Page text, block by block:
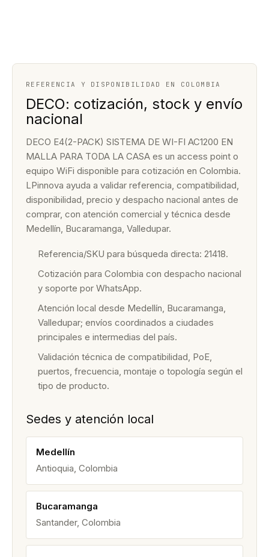
REFERENCIA Y DISPONIBILIDAD EN COLOMBIA
DECO: cotización, stock y envío
nacional
DECO E4(2-PACK) SISTEMA DE WI-FI AC1200 EN
MALLA PARA TODA LA CASA es un access point o
equipo WiFi disponible para cotización en Colombia.
LPinnova ayuda a validar referencia, compatibilidad,
disponibilidad, precio y despacho nacional antes de
comprar, con atención comercial y técnica desde
Medellín, Bucaramanga, Valledupar.
Referencia/SKU para búsqueda directa: 21418.
Cotización para Colombia con despacho nacional
y soporte por WhatsApp.
Atención local desde Medellín, Bucaramanga,
Valledupar; envíos coordinados a ciudades
principales e intermedias del país.
Validación técnica de compatibilidad, PoE,
puertos, frecuencia, montaje o topología según el
tipo de producto.
Sedes y atención local
Medellín
Antioquia, Colombia
Bucaramanga
Santander, Colombia